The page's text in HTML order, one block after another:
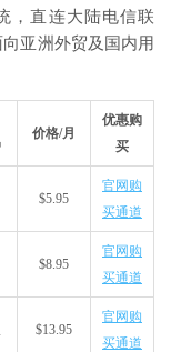
，直连大陆电信联
亚洲外贸及国内用
价格/月
优惠购
买
$5.95
官网购
买通道
$8.95
官网购
买通道
$13.95
官网购
买通道